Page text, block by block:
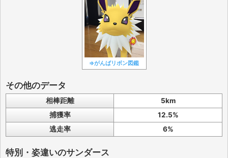
⇒がんばリボン図鑑
その他のデータ
相棒距離
5km
捕獲率
12.5%
逃走率
6%
特別・姿違いのサンダース